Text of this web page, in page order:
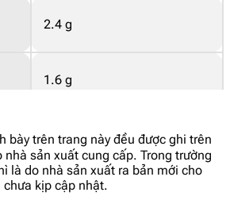
2.4 g
1.6 g
0.61 g
0.14 g
bày trên trang này đều được ghi trên
nhà sản xuất cung cấp. Trong trường
là do nhà sản xuất ra bản mới cho
kịp cập nhật.